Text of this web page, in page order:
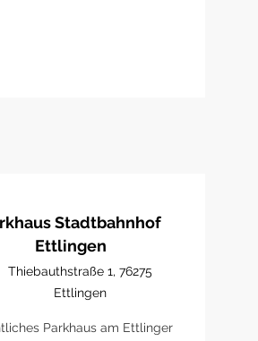
Stadtbahnhof
Ettlingen
Thiebauthstraße 1, 76275
Ettlingen
Parkhaus am Ettlinger